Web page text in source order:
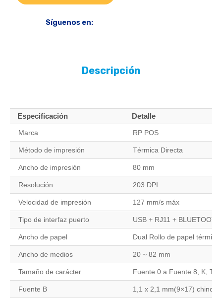
Síguenos en:
Descripción
Especificación Detalle
Marca RP POS
Método de impresión Térmica Directa
Ancho de impresión 80 mm
Resolución 203 DPI
Velocidad de impresión 127 mm/s máx
Tipo de interfaz puerto USB + RJ11 + BLUETOOTH
Ancho de papel Dual Rollo de papel
Ancho de medios 20 ~ 82 mm
Tamaño de carácter Fuente 0 a Fuente 8, K,
Fuente B 1,1 x 2,1 mm(9×17) chino,